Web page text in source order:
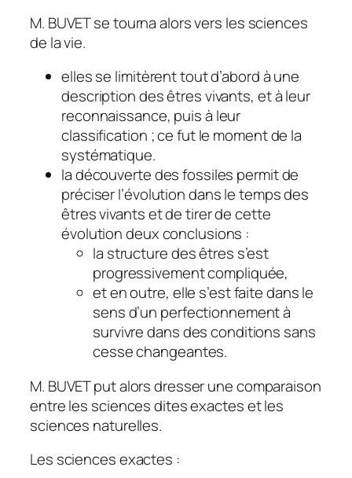
M. BUVET se tourna alors vers les sciences
de la vie.
elles se limitèrent tout d’abord à une
description des êtres vivants, et à leur
reconnaissance, puis à leur
classification ; ce fut le moment de la
systématique.
la découverte des fossiles permit de
préciser l’évolution dans le temps des
êtres vivants et de tirer de cette
évolution deux conclusions :
la structure des êtres s’est
progressivement compliquée,
et en outre, elle s’est faite dans le
sens d’un perfectionnement à
survivre dans des conditions sans
cesse changeantes.
M. BUVET put alors dresser une comparaison
entre les sciences dites exactes et les
sciences naturelles.
Les sciences exactes :